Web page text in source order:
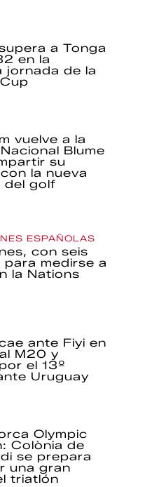
a Tonga
en la
jornada de la
vuelve a la
Blume
su
la nueva
del golf
ESPAÑOLAS
con seis
para medirse a
la Nations
ante Fiyi en
M20 y
el 13º
Uruguay
Olympic
Colònia de
se prepara
una gran
triatlón